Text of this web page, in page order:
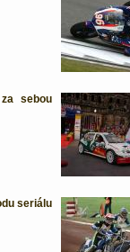
sebou
seriálu